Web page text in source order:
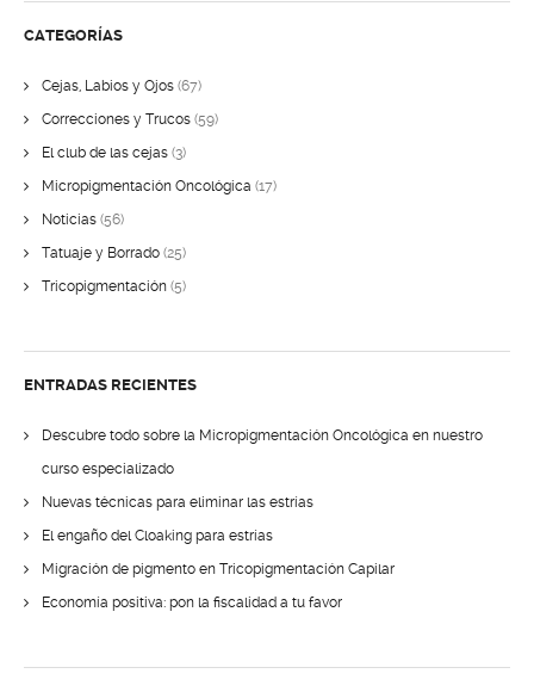
CATEGORÍAS
Cejas, Labios y Ojos (67)
Correcciones y Trucos (59)
El club de las cejas (3)
Micropigmentación Oncológica (17)
Noticias (56)
Tatuaje y Borrado (25)
Tricopigmentación (5)
ENTRADAS RECIENTES
Descubre todo sobre la Micropigmentación Oncológica en nuestro
curso especializado
Nuevas técnicas para eliminar las estrías
El engaño del Cloaking para estrías
Migración de pigmento en Tricopigmentación Capilar
Economía positiva: pon la fiscalidad a tu favor